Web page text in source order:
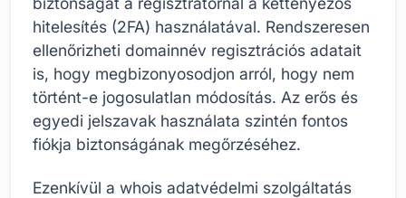
hitelesítés (2FA) használatával. Rendszeresen
ellenőrizheti domainnév regisztrációs adatait
is, hogy megbizonyosodjon arról, hogy nem
történt-e jogosulatlan módosítás. Az erős és
egyedi jelszavak használata szintén fontos
fiókja biztonságának megőrzéséhez.
Ezenkívül a whois adatvédelmi szolgáltatás